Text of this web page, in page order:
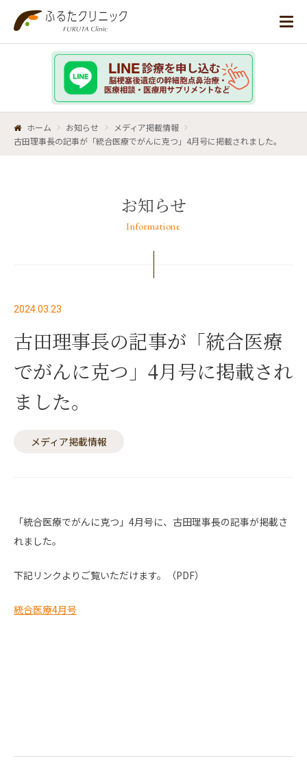
ホーム お知らせ
メディア掲載情報
古田理事長の記事が「統合医療でがんに克つ」4月号に掲載されました。
お知らせ
Informatione
2024.03.23
古田理事長の記事が「統合医療
でがんに克つ」4月号に掲載され
ました。
メディア掲載情報
「統合医療でがんに克つ」4月号に、古田理事長の記事が掲載さ
れました。
下記リンクよりご覧いただけます。（PDF）
統合医療4月号